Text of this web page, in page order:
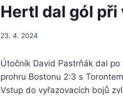
Hertl dal gól
23. 4. 2024
Útočník David Pastrňák dal
prohru Bostonu 2:3 s
Vstup do vyřazovacích bojů